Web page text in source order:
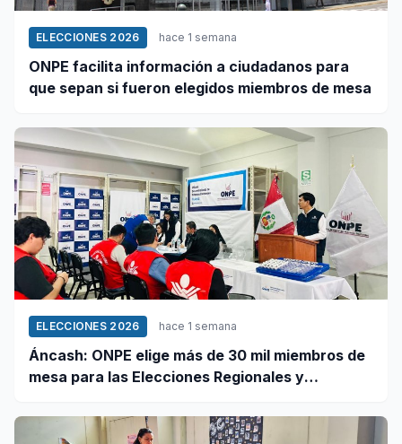
ELECCIONES 2026 hace 1 semana
ONPE facilita información a ciudadanos para
que sepan si fueron elegidos miembros de mesa
ELECCIONES 2026 hace 1 semana
Áncash: ONPE elige más de 30 mil miembros de
mesa para las Elecciones Regionales y